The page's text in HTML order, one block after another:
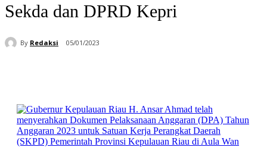
Sekda dan DPRD Kepri
By Redaksi 05/01/2023